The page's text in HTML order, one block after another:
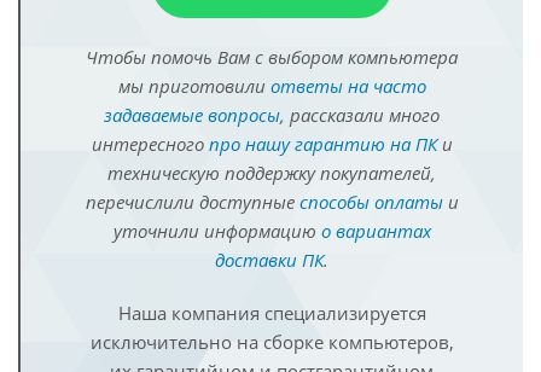
Чтобы помочь Вам с выбором компьютера
мы приготовили ответы на часто
задаваемые вопросы, рассказали много
интересного про нашу гарантию на ПКи
техническую поддержку покупателей,
перечислили доступные способы оплатыи
уточнили информацию о вариантах
доставки ПК.
Наша компания специализируется
исключительно на сборке компьютеров,